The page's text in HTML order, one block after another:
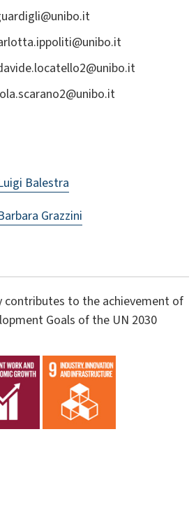
Balestra
Grazzini
contributes to the achievement of
Goals of the UN 2030